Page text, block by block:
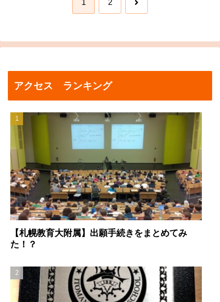
1 2 次
アクセス ランキング
【札幌教育大附属】出願手続きをまとめてみ
た！？